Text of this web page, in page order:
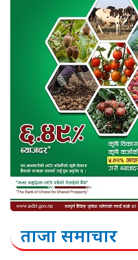
ताजा समाचार